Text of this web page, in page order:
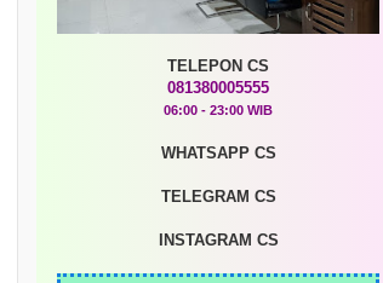
TELEPON CS
081380005555
06:00 - 23:00 WIB
WHATSAPP CS
TELEGRAM CS
INSTAGRAM CS